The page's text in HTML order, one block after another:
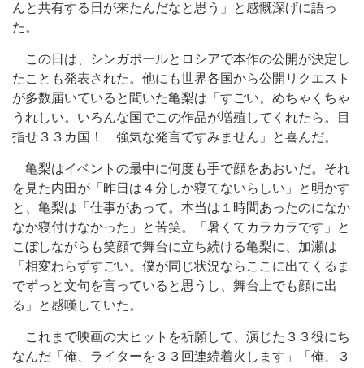
んと共有する日が来たんだなと思う」と感慨深げに語っ
た。
この日は、シンガポールとロシアで本作の公開が決定し
たことも発表された。他にも世界各国から公開リクエスト
が多数届いていると聞いた亀梨は「すごい。めちゃくちゃ
うれしい。いろんな国でこの作品が増殖してくれたら。目
指せ３３カ国！ 強気な発言ですみません」と喜んだ。
亀梨はイベントの最中に何度も手で顔をあおいだ。それ
を見た内田が「昨日は４分しか寝てないらしい」と明かす
と、亀梨は「仕事があって。本当は１時間あったのになか
なか寝付けなかった」と苦笑。「暑くてカラカラです」と
こぼしながらも笑顔で舞台に立ち続ける亀梨に、加瀬は
「相変わらずすごい。僕が同じ状況ならここに出てくるま
でずっと文句を言っていると思うし、舞台上でも顔に出
る」と感嘆していた。
これまで映画の大ヒットを祈願して、演じた３３役にち
なんだ「俺、ライターを３３回連続着火します」「俺、３